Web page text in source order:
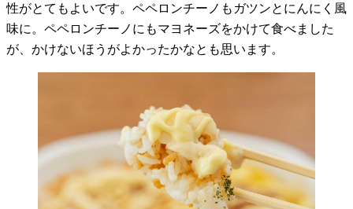
性がとてもよいです。ペペロンチーノもガツンとにんにく風
味に。ペペロンチーノにもマヨネーズをかけて食べました
が、かけないほうがよかったかなとも思います。